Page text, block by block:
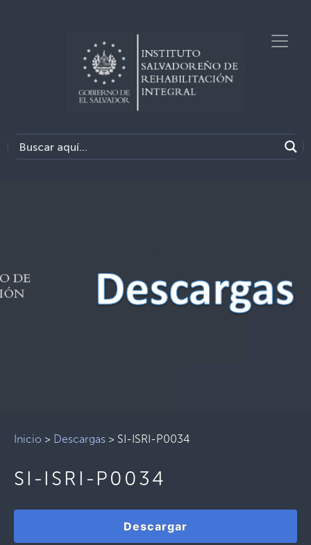
Inicio > Descargas > SI-ISRI-P0034
SI-ISRI-P0034
Descargar